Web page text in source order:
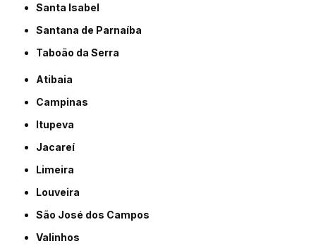
Santa Isabel
Santana de Parnaíba
Taboão da Serra
Atibaia
Campinas
Itupeva
Jacareí
Limeira
Louveira
São José dos Campos
Valinhos